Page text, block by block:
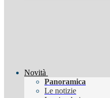
Novità
Panoramica
Le notizie